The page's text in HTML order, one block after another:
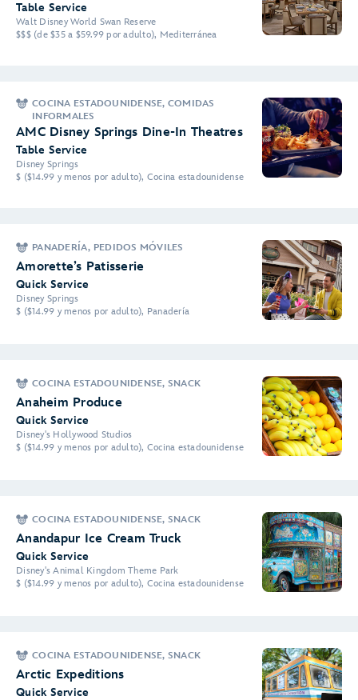
Table Service
Walt Disney World Swan Reserve
$$$ (de $35 a $59.99 por adulto), Mediterránea
COCINA ESTADOUNIDENSE, COMIDAS
INFORMALES
AMC Disney Springs Dine-In Theatres
Table Service
Disney Springs
$ ($14.99 y menos por adulto), Cocina estadounidense
PANADERÍA, PEDIDOS MÓVILES
Amorette’s Patisserie
Quick Service
Disney Springs
$ ($14.99 y menos por adulto), Panadería
COCINA ESTADOUNIDENSE, SNACK
Anaheim Produce
Quick Service
Disney's Hollywood Studios
$ ($14.99 y menos por adulto), Cocina estadounidense
COCINA ESTADOUNIDENSE, SNACK
Anandapur Ice Cream Truck
Quick Service
Disney's Animal Kingdom Theme Park
$ ($14.99 y menos por adulto), Cocina estadounidense
COCINA ESTADOUNIDENSE, SNACK
Arctic Expeditions
Quick Service